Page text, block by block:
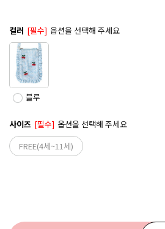
컬러 [필수] 옵션을 선택해 주세요
블루
사이즈 [필수] 옵션을 선택해 주세요
FREE(4세~11세)